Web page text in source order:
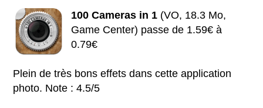
100 Cameras in 1 (VO, 18.3 Mo,
Game Center) passe de 1.59€ à
0.79€
Plein de très bons effets dans cette application
photo. Note : 4.5/5